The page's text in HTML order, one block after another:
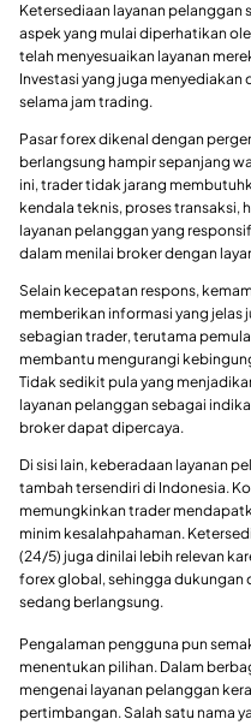
Ketersediaan layanan pelanggan
aspek yang mulai diperhatikan
telah menyesuaikan layanan
Investasi yang juga
selama jam trading.
Pasar forex dikenal dengan
berlangsung hampir sepanjang
ini, trader tidak jarang
kendala teknis, proses transaksi,
layanan pelanggan yang
dalam menilai broker dengan
Selain kecepatan respons,
memberikan informasi yang jelas
sebagian trader, terutama
membantu mengurangi
Tidak sedikit pula yang
layanan pelanggan sebagai
broker dapat dipercaya.
Di sisi lain, keberadaan layanan
tambah tersendiri di Indonesia.
memungkinkan trader
minim kesalahpahaman.
(24/5) juga dinilai lebih relevan
forex global, sehingga
sedang berlangsung.
Pengalaman pengguna pun
menentukan pilihan. Dalam
mengenai layanan pelanggan
pertimbangan. Salah satu nama